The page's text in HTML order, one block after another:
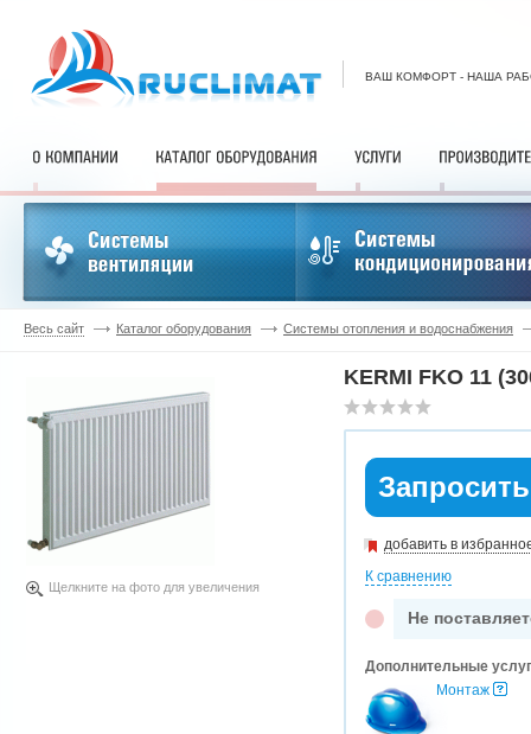
ВАШ КОМФОРТ - НАША
Весь сайт Каталог оборудования Системы отопления и водоснабжения
Щелкните на фото для увеличения
KERMI FKO 11
добавить в
К сравнению
Не
Дополнительные
Монтаж